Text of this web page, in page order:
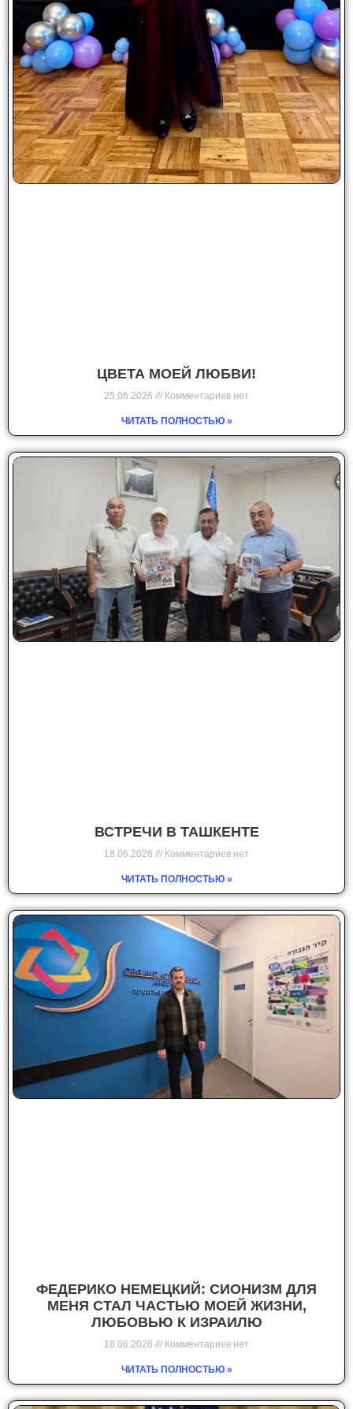
ЦВЕТА МОЕЙ ЛЮБВИ!
25.06.2026 Комментариев нет
ЧИТАТЬ ПОЛНОСТЬЮ »
ВСТРЕЧИ В ТАШКЕНТЕ
18.06.2026 Комментариев нет
ЧИТАТЬ ПОЛНОСТЬЮ »
ФЕДЕРИКО НЕМЕЦКИЙ: СИОНИЗМ ДЛЯ
МЕНЯ СТАЛ ЧАСТЬЮ МОЕЙ ЖИЗНИ,
ЛЮБОВЬЮ К ИЗРАИЛЮ
18.06.2026 Комментариев нет
ЧИТАТЬ ПОЛНОСТЬЮ »